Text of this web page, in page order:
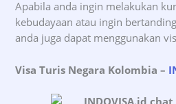
Apabila anda ingin melakukan
kebudayaan atau ingin
anda juga dapat menggunakan
Visa Turis Negara Kolombia –